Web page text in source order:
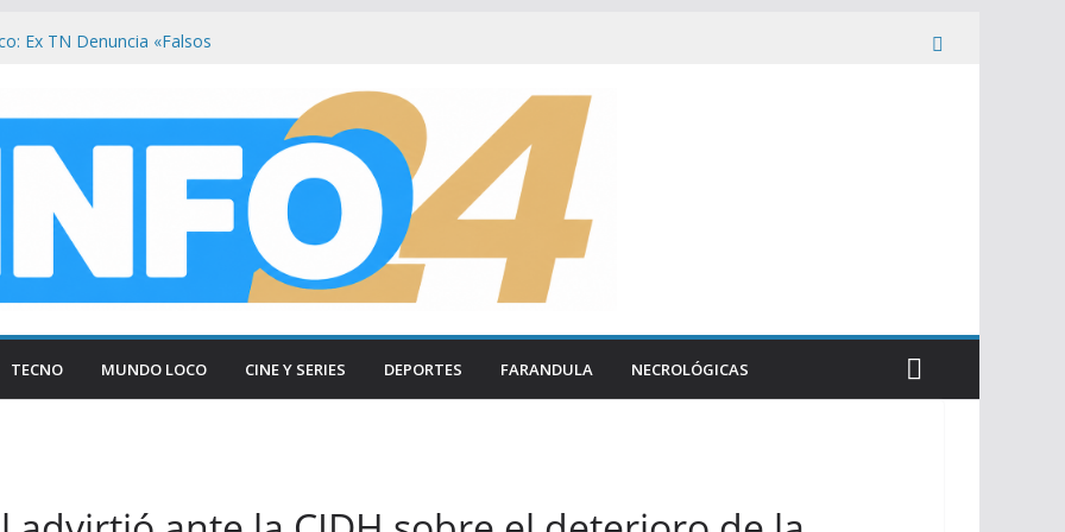
Ex TN Denuncia «Falsos
de Milei a Lula
XIV Visitará Argentina en Noviembre
Moyano en Belgrano por presunta
en redes por fotos en bikini: «Amo mi
pagos»
TECNO MUNDO LOCO CINE Y SERIES DEPORTES FARANDULA NECROLÓGICAS